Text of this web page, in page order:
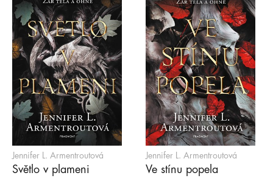
Jennifer L. Armentroutová
Světlo v plameni
Jennifer L. Armentroutová
Ve stínu popela